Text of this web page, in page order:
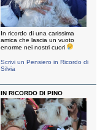
In ricordo di una carissima
amica che lascia un vuoto
enorme nei nostri cuori
Scrivi un Pensiero in Ricordo di
Silvia
IN RICORDO DI PINO